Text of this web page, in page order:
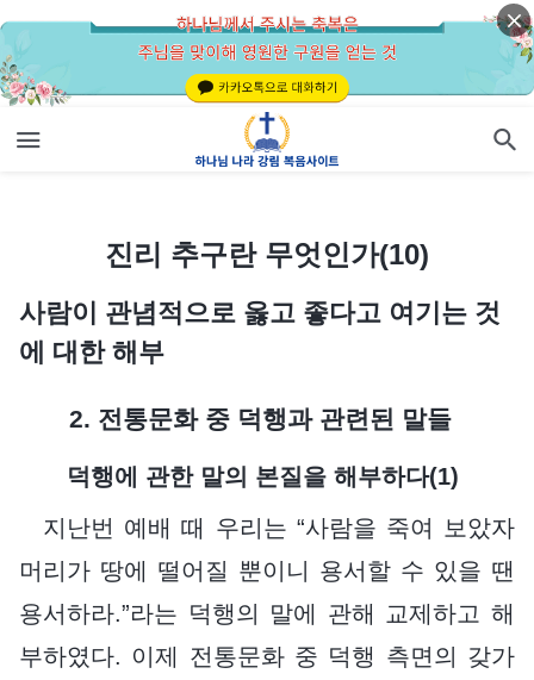
진리 추구란 무엇인가(10)
사람이 관념적으로 옳고 좋다고 여기는 것
에 대한 해부
2. 전통문화 중 덕행과 관련된 말들
덕행에 관한 말의 본질을 해부하다(1)
지난번 예배 때 우리는 “사람을 죽여 보았자
머리가 땅에 떨어질 뿐이니 용서할 수 있을 땐
용서하라.”라는 덕행의 말에 관해 교제하고 해
부하였다. 이제 전통문화 중 덕행 측면의 갖가